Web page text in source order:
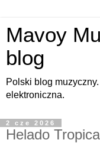
Mavoy
blog
Polski blog
elektroniczna.
2 cze 2026
Helado